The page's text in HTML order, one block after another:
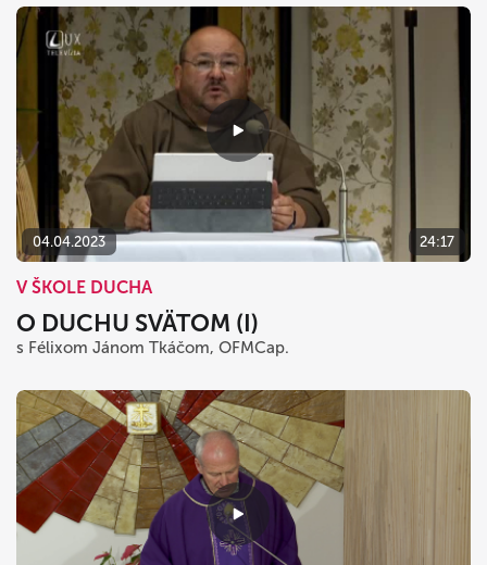
04.04.2023 24:17
V ŠKOLE DUCHA
O DUCHU SVÄTOM (I)
s Félixom Jánom Tkáčom, OFMCap.